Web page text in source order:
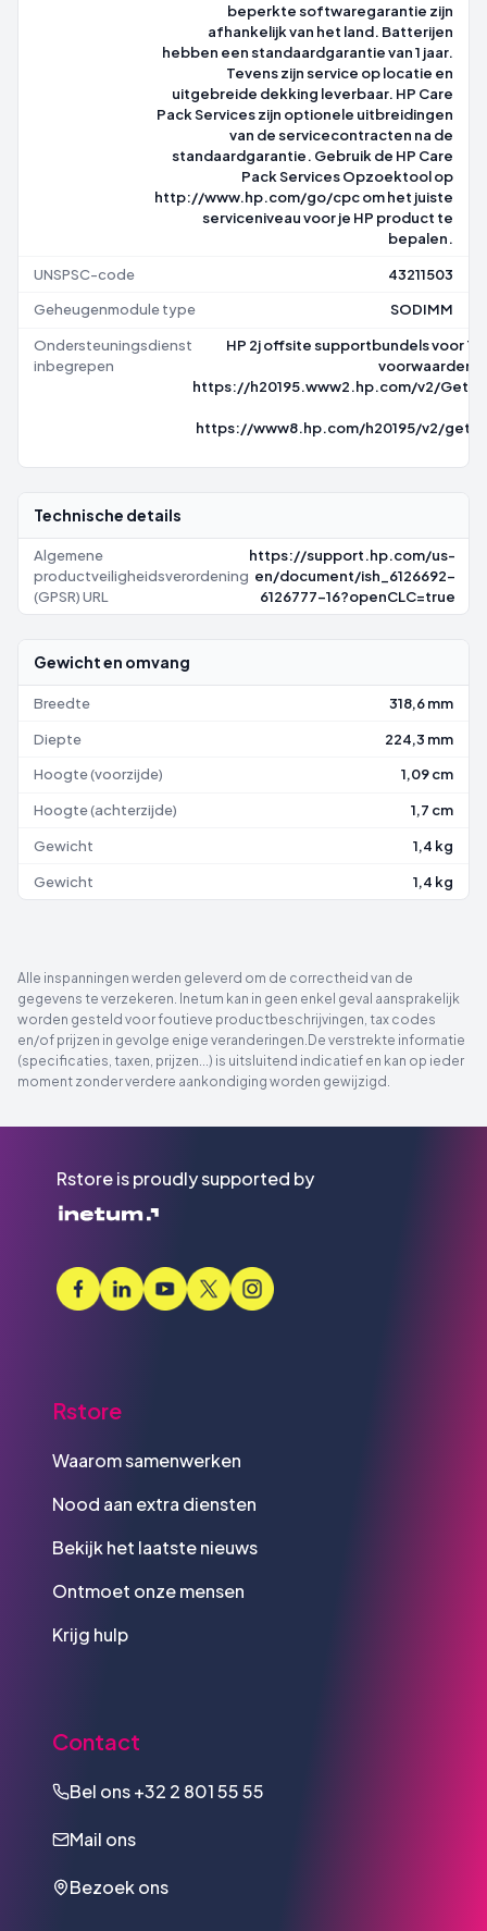
beperkte softwaregarantie zijn
afhankelijk van het land. Batterijen
hebben een standaardgarantie van 1 jaar.
Tevens zijn service op locatie en
uitgebreide dekking leverbaar. HP Care
Pack Services zijn optionele uitbreidingen
van de servicecontracten na de
standaardgarantie. Gebruik de HP Care
Pack Services Opzoektool op
http://www.hp.com/go/cpc om het juiste
serviceniveau voor je HP product te
bepalen.
UNSPSC-code 43211503
Geheugenmodule type SODIMM
Ondersteuningsdienst
inbegrepen
HP 2j offsite supportbundels voor
voorwaarden
https://h20195.www2.hp.com/v2/
https://www8.hp.com/h20195/v2/
Technische details
Algemene
productveiligheidsverordening
(GPSR) URL
https://support.hp.com/us-
en/document/ish_6126692-
6126777-16?openCLC=true
Gewicht en omvang
Breedte 318,6 mm
Diepte 224,3 mm
Hoogte (voorzijde) 1,09 cm
Hoogte (achterzijde) 1,7 cm
Gewicht 1,4 kg
Gewicht 1,4 kg
Alle inspanningen werden geleverd om de correctheid van de
gegevens te verzekeren. Inetum kan in geen enkel geval aansprakelijk
worden gesteld voor foutieve productbeschrijvingen, tax codes
en/of prijzen in gevolge enige veranderingen.De verstrekte informatie
(specificaties, taxen, prijzen...) is uitsluitend indicatief en kan op ieder
moment zonder verdere aankondiging worden gewijzigd.
Rstore is proudly supported by
Rstore
Waarom samenwerken
Nood aan extra diensten
Bekijk het laatste nieuws
Ontmoet onze mensen
Krijg hulp
Contact
Bel ons+32 2 801 55 55
Mail ons
Bezoek ons